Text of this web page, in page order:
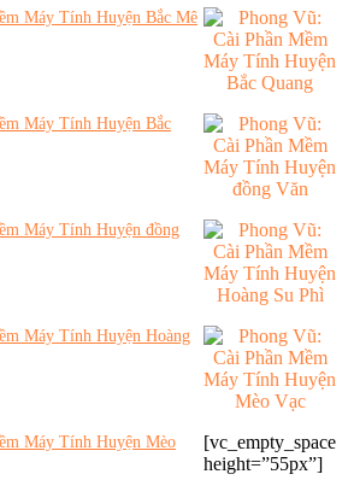
Máy Tính Huyện Bắc Mê
Máy Tính Huyện Bắc
Máy Tính Huyện đồng
Máy Tính Huyện Hoàng
Máy Tính Huyện Mèo
[vc_empty_space
height=”55px”]